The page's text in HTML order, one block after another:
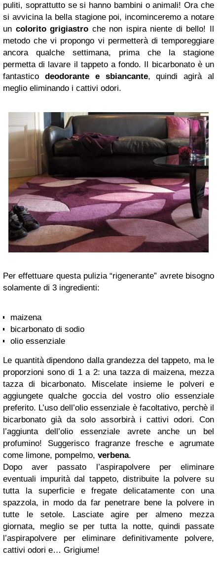
puliti, soprattutto se si hanno bambini o animali! Ora che
si avvicina la bella stagione poi, incominceremo a notare
un colorito grigiastro che non ispira niente di bello! Il
metodo che vi propongo vi permetterà di temporeggiare
ancora qualche settimana, prima che la stagione
permetta di lavare il tappeto a fondo. Il bicarbonato è un
fantastico deodorante e sbiancante, quindi agirà al
meglio eliminando i cattivi odori.
Per effettuare questa pulizia “rigenerante” avrete bisogno
solamente di 3 ingredienti:
maizena
bicarbonato di sodio
olio essenziale
Le quantità dipendono dalla grandezza del tappeto, ma le
proporzioni sono di 1 a 2: una tazza di maizena, mezza
tazza di bicarbonato. Miscelate insieme le polveri e
aggiungete qualche goccia del vostro olio essenziale
preferito. L’uso dell’olio essenziale è facoltativo, perchè il
bicarbonato già da solo assorbirà i cattivi odori. Con
l’aggiunta dell’olio essenziale avrete anche un bel
profumino! Suggerisco fragranze fresche e agrumate
come limone, pompelmo, verbena.
Dopo aver passato l’aspirapolvere per eliminare
eventuali impurità dal tappeto, distribuite la polvere su
tutta la superficie e fregate delicatamente con una
spazzola, in modo da far penetrare bene la polvere in
tutte le setole. Lasciate agire per almeno mezza
giornata, meglio se per tutta la notte, quindi passate
l’aspirapolvere per eliminare definitivamente polvere,
cattivi odori e… Grigiume!